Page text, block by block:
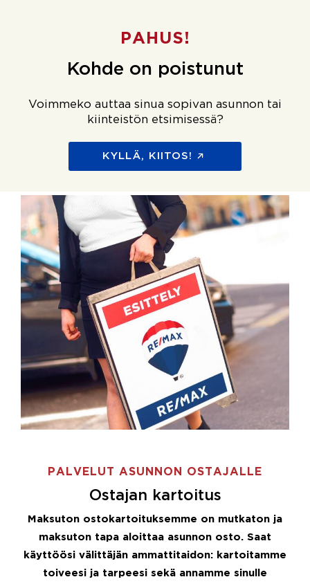
PAHUS!
Kohde on poistunut
Voimmeko auttaa sinua sopivan asunnon tai
kiinteistön etsimisessä?
KYLLÄ, KIITOS!
PALVELUT ASUNNON OSTAJALLE
Ostajan kartoitus
Maksuton ostokartoituksemme on mutkaton ja
maksuton tapa aloittaa asunnon osto. Saat
käyttöösi välittäjän ammattitaidon: kartoitamme
toiveesi ja tarpeesi sekä annamme sinulle